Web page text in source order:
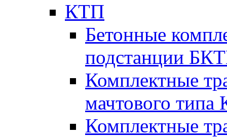
КТП
Бетонные
подстанции
Комплектные
мачтового
Комплектные